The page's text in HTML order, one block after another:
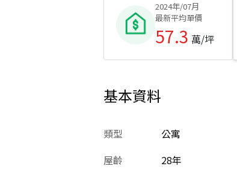
2024年/07月
最新平均單價
57.3 萬/坪
基本資料
類型
公寓
屋齡
28年